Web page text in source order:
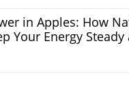
in Apples: How
Your Energy